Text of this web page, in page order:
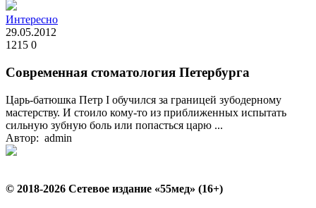
Интересно
29.05.2012
1215 0
Cовременная стоматология Петербурга
Царь-батюшка Петр I обучился за границей зубодерному
мастерству. И стоило кому-то из приближенных испытать
сильную зубную боль или попасться царю ...
Автор: admin
© 2018-2026 Сетевое издание «55мед» (16+)